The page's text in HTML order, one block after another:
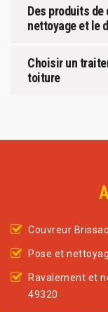
Des produits
nettoyage et le
Choisir un
toiture
Couvreur
Pose et
Ravalement et
49320